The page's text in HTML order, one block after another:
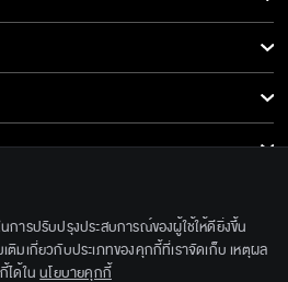
การปรับปรุงประสบการณ์ของผู้ใช้ให้ดียิ่งขึ้น
ติมเกี่ยวกับประเภทของคุกกี้ที่เราจัดเก็บ เหตุผล
ได้ใน นโยบายคุกกี้